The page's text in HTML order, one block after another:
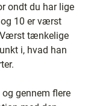
ondt du har lige
og 10 er værst
tænkelige
i, hvad han
gennem flere